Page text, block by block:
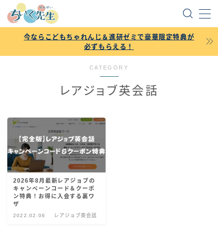
MENU
掲載依頼・各種お問い合わせ
トップページに戻る
こどもちゃれんじ記事一覧
進研ゼミ記事一覧
スマイルゼミ記事一覧
ポピー記事一覧
今ならこどもちゃれんじ＆進研ゼミで豪華限定特典が
必ずもらえる！
CATEGORY
レアジョブ英会話
2026年8月最新レアジョブの
キャンペーンコード＆クーポ
ン特典！お得に入会する裏ワ
ザ
2022.02.06 レアジョブ英会話